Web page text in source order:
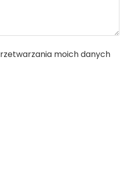
moich danych